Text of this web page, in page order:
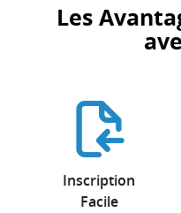
Les
Inscription
Facile